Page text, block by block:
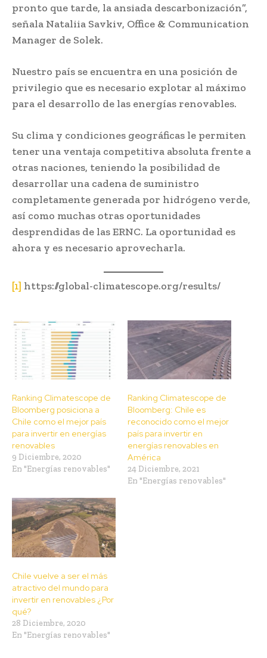
pronto que tarde, la ansiada descarbonización”,
señala Nataliia Savkiv, Office & Communication
Manager de Solek.
Nuestro país se encuentra en una posición de
privilegio que es necesario explotar al máximo
para el desarrollo de las energías renovables.
Su clima y condiciones geográficas le permiten
tener una ventaja competitiva absoluta frente a
otras naciones, teniendo la posibilidad de
desarrollar una cadena de suministro
completamente generada por hidrógeno verde,
así como muchas otras oportunidades
desprendidas de las ERNC. La oportunidad es
ahora y es necesario aprovecharla.
[1] https://global-climatescope.org/results/
Ranking Climatescope de
Bloomberg posiciona a
Chile como el mejor país
para invertir en energías
renovables
9 Diciembre, 2020
En "Energías renovables"
Ranking Climatescope de
Bloomberg: Chile es
reconocido como el mejor
país para invertir en
energías renovables en
América
24 Diciembre, 2021
En "Energías renovables"
Chile vuelve a ser el más
atractivo del mundo para
invertir en renovables ¿Por
qué?
28 Diciembre, 2020
En "Energías renovables"